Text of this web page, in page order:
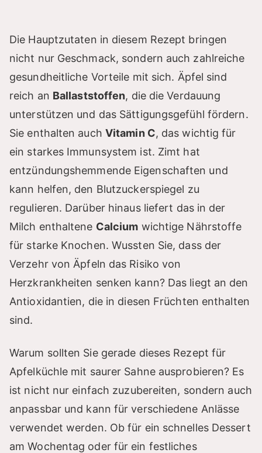
Die Hauptzutaten in diesem Rezept bringen
nicht nur Geschmack, sondern auch zahlreiche
gesundheitliche Vorteile mit sich. Äpfel sind
reich an Ballaststoffen, die die Verdauung
unterstützen und das Sättigungsgefühl fördern.
Sie enthalten auch Vitamin C, das wichtig für
ein starkes Immunsystem ist. Zimt hat
entzündungshemmende Eigenschaften und
kann helfen, den Blutzuckerspiegel zu
regulieren. Darüber hinaus liefert das in der
Milch enthaltene Calcium wichtige Nährstoffe
für starke Knochen. Wussten Sie, dass der
Verzehr von Äpfeln das Risiko von
Herzkrankheiten senken kann? Das liegt an den
Antioxidantien, die in diesen Früchten enthalten
sind.
Warum sollten Sie gerade dieses Rezept für
Apfelküchle mit saurer Sahne ausprobieren? Es
ist nicht nur einfach zuzubereiten, sondern auch
anpassbar und kann für verschiedene Anlässe
verwendet werden. Ob für ein schnelles Dessert
am Wochentag oder für ein festliches